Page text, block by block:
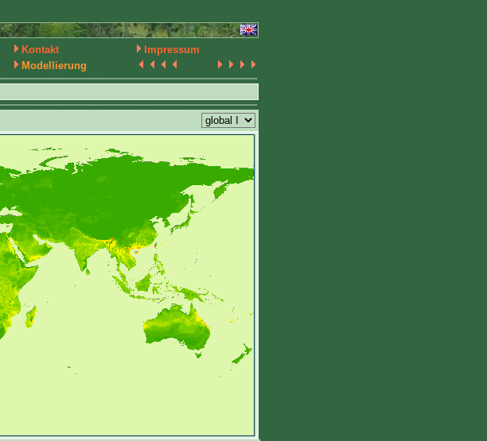
Kontakt
Impressum
Modellierung